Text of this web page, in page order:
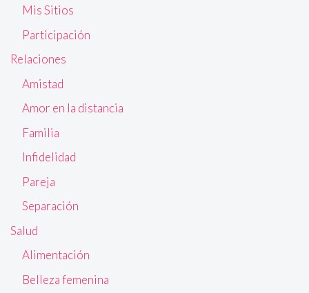
Mis Sitios
Participación
Relaciones
Amistad
Amor en la distancia
Familia
Infidelidad
Pareja
Separación
Salud
Alimentación
Belleza femenina